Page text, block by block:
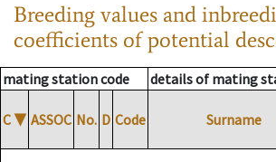
Breeding values and
coefficients of potential
mating station code details of mating
C ▼ ASSOC No. D Code Surname